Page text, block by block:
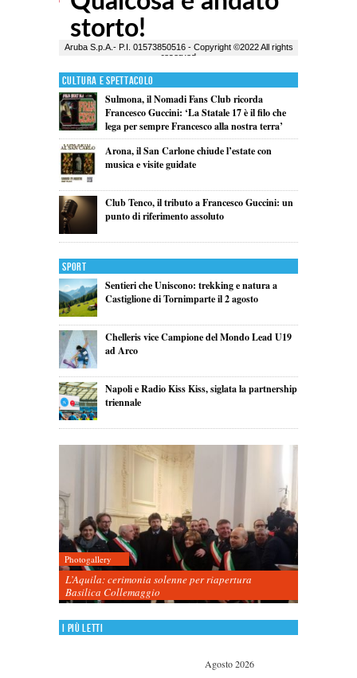
Cultura e Spettacolo
Sulmona, il Nomadi Fans Club ricorda
Francesco Guccini: ‘La Statale 17 è il filo che
lega per sempre Francesco alla nostra terra’
Arona, il San Carlone chiude l’estate con
musica e visite guidate
Club Tenco, il tributo a Francesco Guccini: un
punto di riferimento assoluto
Sport
Sentieri che Uniscono: trekking e natura a
Castiglione di Tornimparte il 2 agosto
Chelleris vice Campione del Mondo Lead U19
ad Arco
Napoli e Radio Kiss Kiss, siglata la partnership
triennale
Photogallery
L’Aquila: cerimonia solenne per riapertura
Basilica Collemaggio
I più letti
Agosto 2026